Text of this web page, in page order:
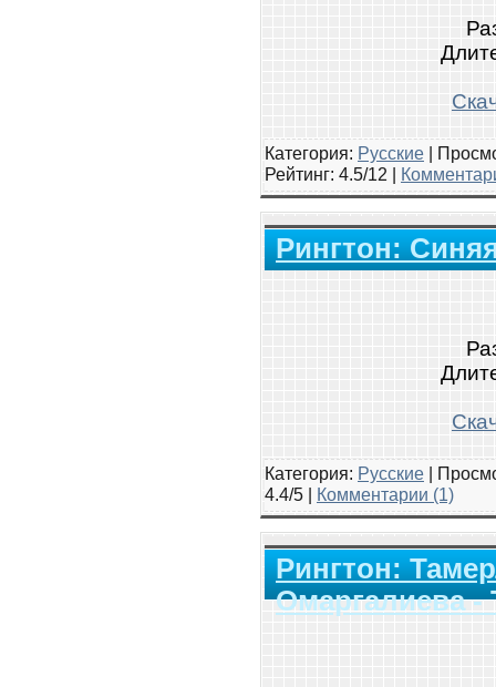
Категория: Русские |
Рейтинг: 4.5/12 |
Рингтон:
Категория: Русские |
4.4/5 | Комментарии (1)
Рингтон:
Омаргалиева